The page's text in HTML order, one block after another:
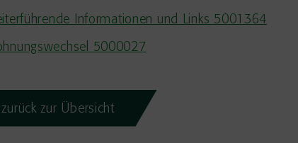
Informationen und Links 5001364
5000027
zur Übersicht